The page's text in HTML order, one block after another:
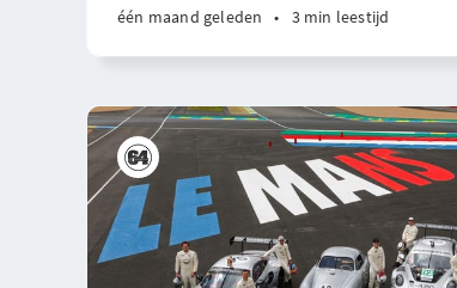
één maand geleden • 3 min leestijd